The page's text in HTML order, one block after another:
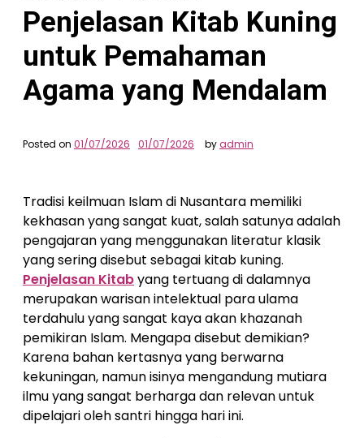
Penjelasan Kitab Kuning
untuk Pemahaman
Agama yang Mendalam
Posted on 01/07/2026 01/07/2026 byadmin
Tradisi keilmuan Islam di Nusantara memiliki
kekhasan yang sangat kuat, salah satunya adalah
pengajaran yang menggunakan literatur klasik
yang sering disebut sebagai kitab kuning.
Penjelasan Kitabyang tertuang di dalamnya
merupakan warisan intelektual para ulama
terdahulu yang sangat kaya akan khazanah
pemikiran Islam. Mengapa disebut demikian?
Karena bahan kertasnya yang berwarna
kekuningan, namun isinya mengandung mutiara
ilmu yang sangat berharga dan relevan untuk
dipelajari oleh santri hingga hari ini.